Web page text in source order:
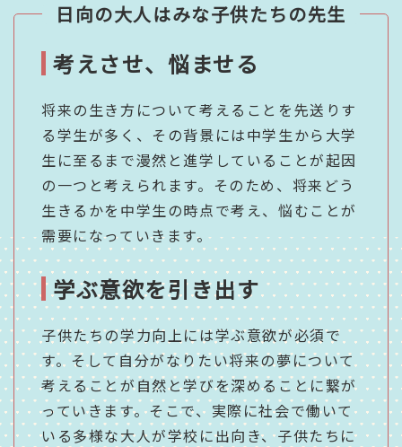
日向の大人はみな子供たちの先生
考えさせ、悩ませる
将来の生き方について考えることを先送りす
る学生が多く、その背景には中学生から大学
生に至るまで漫然と進学していることが起因
の一つと考えられます。 そのため、将来どう
生きるかを中学生の時点で考え、悩むことが
需要になっていきます。
学ぶ意欲を引き出す
子供たちの学力向上には学ぶ意欲が必須で
す。そして自分がなりたい将来の夢について
考えることが自然と学びを深めることに繋が
っていきます。そこで、実際に社会で働いて
いる多様な大人が学校に出向き、子供たちに